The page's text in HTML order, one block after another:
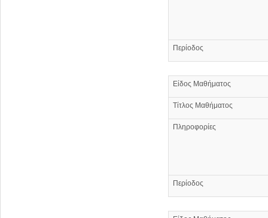
Περίοδος
Είδος Μαθήματος
Τίτλος Μαθήματος
Πληροφορίες
Περίοδος